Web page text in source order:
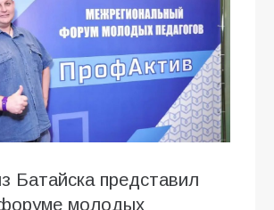
Батайска представил
молодых